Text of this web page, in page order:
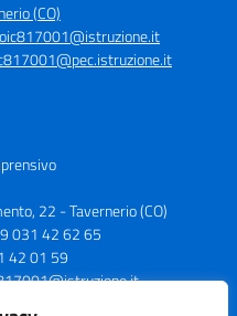
(CO)
22 - Tavernerio (CO)
031 42 62 65
42 01 59